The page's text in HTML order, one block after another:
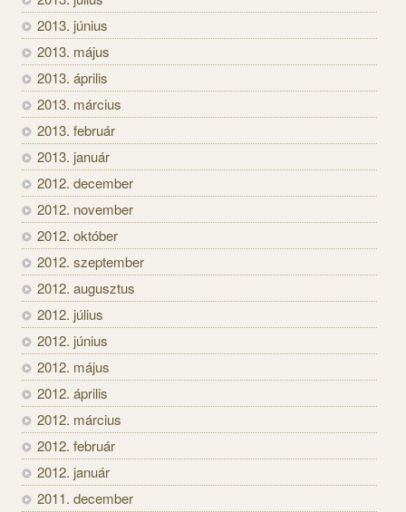
2013. június
2013. május
2013. április
2013. március
2013. február
2013. január
2012. december
2012. november
2012. október
2012. szeptember
2012. augusztus
2012. július
2012. június
2012. május
2012. április
2012. március
2012. február
2012. január
2011. december